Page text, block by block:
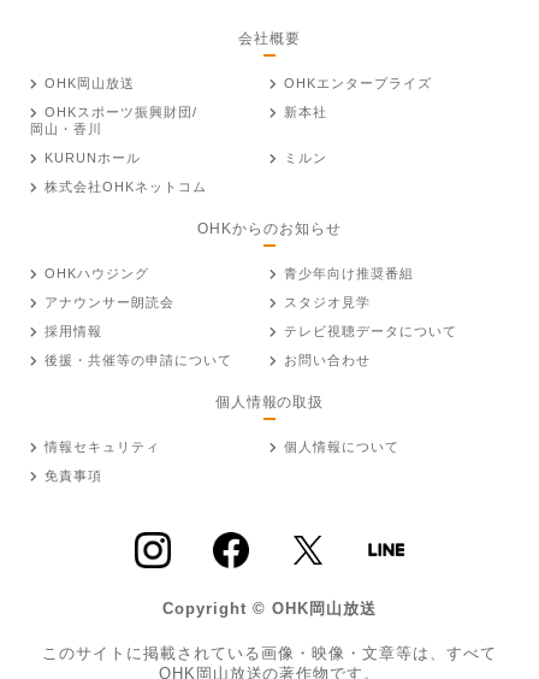
会社概要
OHK岡山放送
OHKエンタープライズ
OHKスポーツ振興財団/
岡山・香川
新本社
KURUNホール
ミルン
株式会社OHKネットコム
OHKからのお知らせ
OHKハウジング
青少年向け推奨番組
アナウンサー朗読会
スタジオ見学
採用情報
テレビ視聴データについて
後援・共催等の申請について
お問い合わせ
個人情報の取扱
情報セキュリティ
個人情報について
免責事項
Copyright © OHK岡山放送
このサイトに掲載されている画像・映像・文章等は、すべて
OHK岡山放送の著作物です。